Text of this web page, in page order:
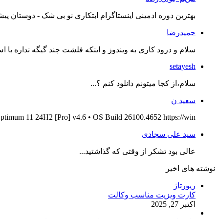
بهترین دوره ادمینی اینستاگرام ابتکاری نو بی شک - دوستان
حمیدرضا
سلام و درود کاری به ویندوز و اینکه فلشت چند گیگه نداره با
setayesh
سلام،از کجا میتونم دانلود کنم ؟...
سعید ن
11 24H2 [Pro] v4.6 • OS Build 26100.4652 https://win...
سید علی سجادی
عالی بود تشکر از وقتی که گذاشتید...
نوشته های اخیر
رپورتاژ
کارت ویزیت مناسب وکالت
اکتبر 27, 2025